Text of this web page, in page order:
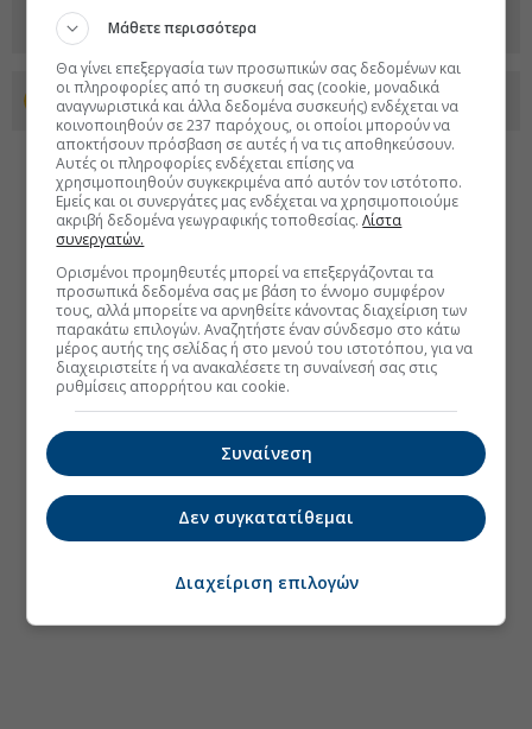
Προσθέστε το euro2day.gr στο Discover
Μάθετε περισσότερα
Θα γίνει επεξεργασία των προσωπικών σας δεδομένων και
οι πληροφορίες από τη συσκευή σας (cookie, μοναδικά
αναγνωριστικά και άλλα δεδομένα συσκευής) ενδέχεται να
κοινοποιηθούν σε 237 παρόχους, οι οποίοι μπορούν να
αποκτήσουν πρόσβαση σε αυτές ή να τις αποθηκεύσουν.
Αυτές οι πληροφορίες ενδέχεται επίσης να
χρησιμοποιηθούν συγκεκριμένα από αυτόν τον ιστότοπο.
Εμείς και οι συνεργάτες μας ενδέχεται να χρησιμοποιούμε
ακριβή δεδομένα γεωγραφικής τοποθεσίας.Λίστα
συνεργατών.
Ορισμένοι προμηθευτές μπορεί να επεξεργάζονται τα
προσωπικά δεδομένα σας με βάση το έννομο συμφέρον
τους, αλλά μπορείτε να αρνηθείτε κάνοντας διαχείριση των
παρακάτω επιλογών. Αναζητήστε έναν σύνδεσμο στο κάτω
μέρος αυτής της σελίδας ή στο μενού του ιστοτόπου, για να
διαχειριστείτε ή να ανακαλέσετε τη συναίνεσή σας στις
ρυθμίσεις απορρήτου και cookie.
Συναίνεση
Δεν συγκατατίθεμαι
Διαχείριση επιλογών